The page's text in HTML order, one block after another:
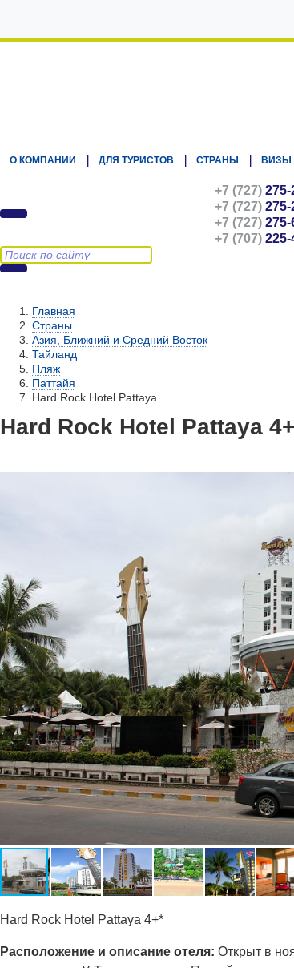
О КОМПАНИИ ДЛЯ ТУРИСТОВ СТРАНЫ ВИЗЫ
+7 (727) 275-
+7 (727) 275-
+7 (727) 275-
+7 (707) 225-
Главная
Страны
Азия, Ближний и Средний Восток
Тайланд
Пляж
Паттайя
Hard Rock Hotel Pattaya
Hard Rock Hotel Pattaya
Hard Rock Hotel Pattaya 4+*
Расположение и описание отеля: Открыт в